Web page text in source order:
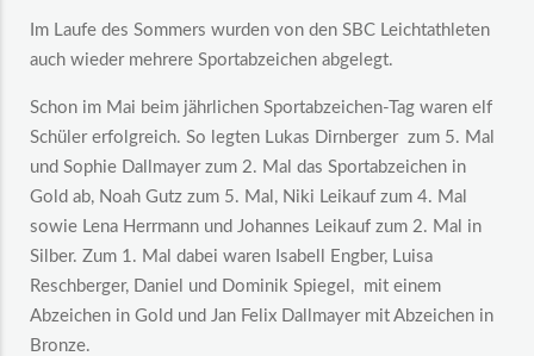
Im Laufe des Sommers wurden von den SBC Leichtathleten
auch wieder mehrere Sportabzeichen abgelegt.
Schon im Mai beim jährlichen Sportabzeichen-Tag waren elf
Schüler erfolgreich. So legten Lukas Dirnberger zum 5. Mal
und Sophie Dallmayer zum 2. Mal das Sportabzeichen in
Gold ab, Noah Gutz zum 5. Mal, Niki Leikauf zum 4. Mal
sowie Lena Herrmann und Johannes Leikauf zum 2. Mal in
Silber. Zum 1. Mal dabei waren Isabell Engber, Luisa
Reschberger, Daniel und Dominik Spiegel, mit einem
Abzeichen in Gold und Jan Felix Dallmayer mit Abzeichen in
Bronze.